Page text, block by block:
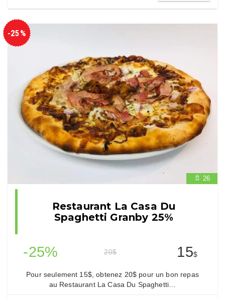
-25%
26
Restaurant La Casa Du
Spaghetti Granby 25%
-25% 20$ 15$
Pour seulement 15$, obtenez 20$ pour un bon repas
au Restaurant La Casa Du Spaghetti…